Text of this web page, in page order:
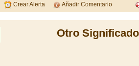
Crear Alerta Añadir Comentario
Otro